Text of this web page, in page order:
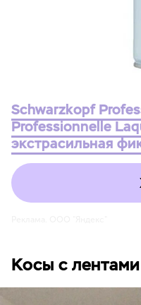
Schwarzkopf
Professionnelle
экстрасильная
Косы с лентами